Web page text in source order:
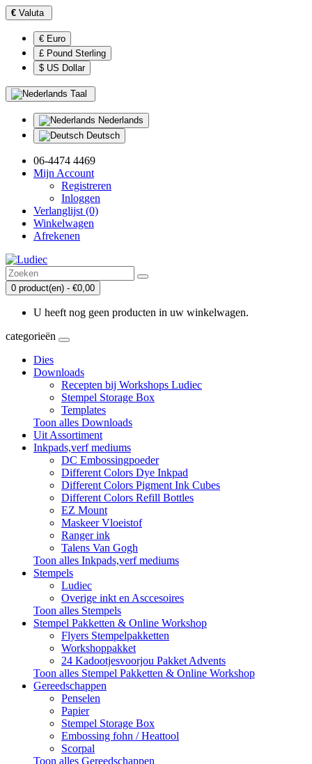
€ Valuta
€ Euro
£ Pound Sterling
$ US Dollar
Taal
Nederlands
Deutsch
06-4474 4469
Mijn Account
Registreren
Inloggen
Verlanglijst (0)
Winkelwagen
Afrekenen
0 product(en) - €0,00
U heeft nog geen producten in uw winkelwagen.
categorieën
Dies
Downloads
Recepten bij Workshops Ludiec
Stempel Storage Box
Templates
Toon alles Downloads
Uit Assortiment
Inkpads,verf mediums
DC Embossingpoeder
Different Colors Dye Inkpad
Different Colors Pigment Ink Cubes
Different Colors Refill Bottles
EZ Mount
Maskeer Vloeistof
Ranger ink
Talens Van Gogh
Toon alles Inkpads,verf mediums
Stempels
Ludiec
Overige inkt en Asccesoires
Toon alles Stempels
Stempel Pakketten & Online Workshop
Flyers Stempelpakketten
Workshoppakket
24 Kadootjesvoorjou Pakket Advents
Toon alles Stempel Pakketten & Online Workshop
Gereedschappen
Penselen
Papier
Stempel Storage Box
Embossing fohn / Heattool
Scorpal
Toon alles Gereedschappen